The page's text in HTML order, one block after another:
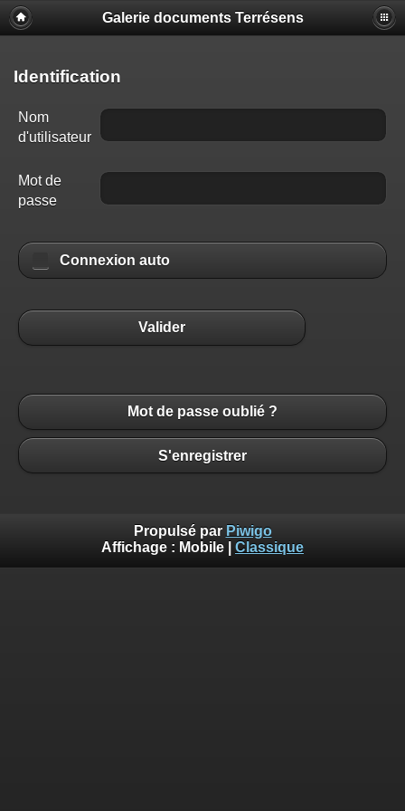
Galerie documents Terrésens
Identification
Nom
d'utilisateur
Mot de
passe
Connexion auto
Valider
Mot de passe oublié ?
S'enregistrer
Propulsé par Piwigo
Affichage : Mobile Classique